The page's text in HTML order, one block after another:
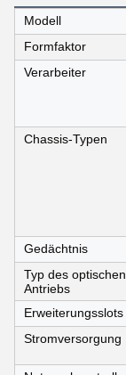
Modell
Formfaktor
Verarbeiter
Chassis-Typen
Gedächtnis
Typ des optischen
Antriebs
Erweiterungsslots
Stromversorgung